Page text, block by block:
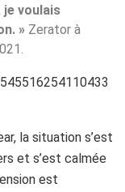
je voulais
» Zerator à
la situation s’est
et s’est calmée
est